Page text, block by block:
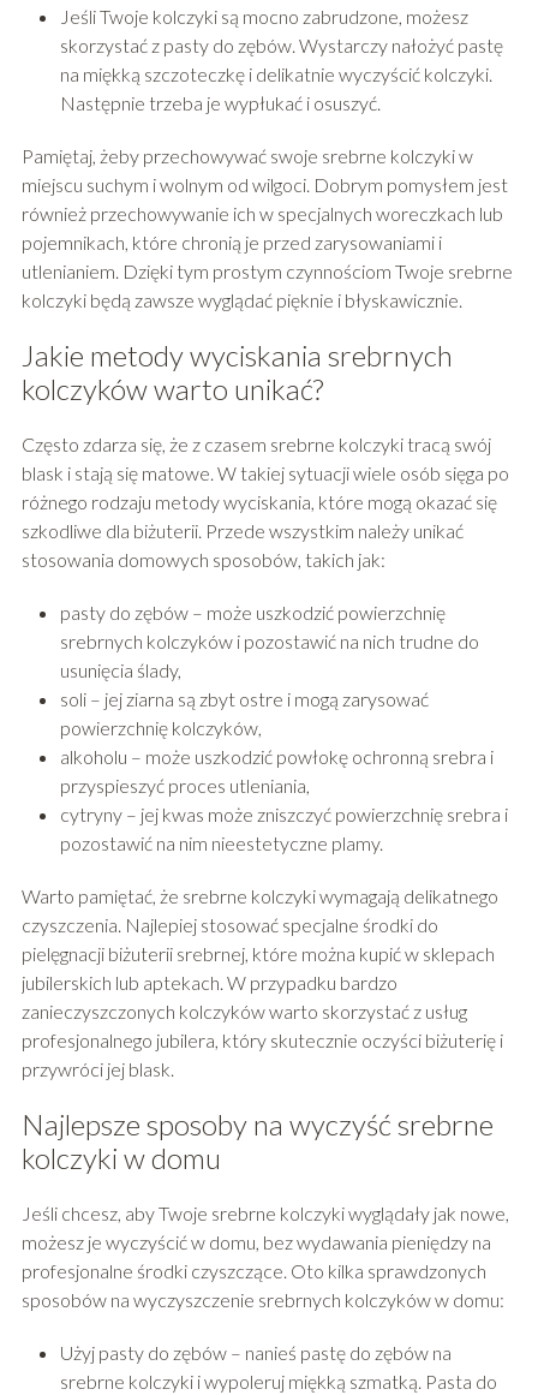
Jeśli Twoje kolczyki są mocno zabrudzone, możesz
skorzystać z pasty do zębów. Wystarczy nałożyć pastę
na miękką szczoteczkę i delikatnie wyczyścić kolczyki.
Następnie trzeba je wypłukać i osuszyć.
Pamiętaj, żeby przechowywać swoje srebrne kolczyki w
miejscu suchym i wolnym od wilgoci. Dobrym pomysłem jest
również przechowywanie ich w specjalnych woreczkach lub
pojemnikach, które chronią je przed zarysowaniami i
utlenianiem. Dzięki tym prostym czynnościom Twoje srebrne
kolczyki będą zawsze wyglądać pięknie i błyskawicznie.
Jakie metody wyciskania srebrnych
kolczyków warto unikać?
Często zdarza się, że z czasem srebrne kolczyki tracą swój
blask i stają się matowe. W takiej sytuacji wiele osób sięga po
różnego rodzaju metody wyciskania, które mogą okazać się
szkodliwe dla biżuterii. Przede wszystkim należy unikać
stosowania domowych sposobów, takich jak:
pasty do zębów – może uszkodzić powierzchnię
srebrnych kolczyków i pozostawić na nich trudne do
usunięcia ślady,
soli – jej ziarna są zbyt ostre i mogą zarysować
powierzchnię kolczyków,
alkoholu – może uszkodzić powłokę ochronną srebra i
przyspieszyć proces utleniania,
cytryny – jej kwas może zniszczyć powierzchnię srebra i
pozostawić na nim nieestetyczne plamy.
Warto pamiętać, że srebrne kolczyki wymagają delikatnego
czyszczenia. Najlepiej stosować specjalne środki do
pielęgnacji biżuterii srebrnej, które można kupić w sklepach
jubilerskich lub aptekach. W przypadku bardzo
zanieczyszczonych kolczyków warto skorzystać z usług
profesjonalnego jubilera, który skutecznie oczyści biżuterię i
przywróci jej blask.
Najlepsze sposoby na wyczyść srebrne
kolczyki w domu
Jeśli chcesz, aby Twoje srebrne kolczyki wyglądały jak nowe,
możesz je wyczyścić w domu, bez wydawania pieniędzy na
profesjonalne środki czyszczące. Oto kilka sprawdzonych
sposobów na wyczyszczenie srebrnych kolczyków w domu:
Użyj pasty do zębów – nanieś pastę do zębów na
srebrne kolczyki i wypoleruj miękką szmatką. Pasta do